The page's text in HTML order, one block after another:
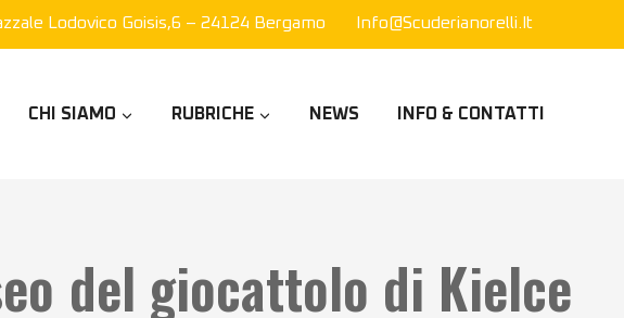
Lodovico Goisis,6 – 24124 Bergamo Info@scuderianorelli.it
CHI SIAMO RUBRICHE NEWS INFO & CONTATTI
del giocattolo di Kielce